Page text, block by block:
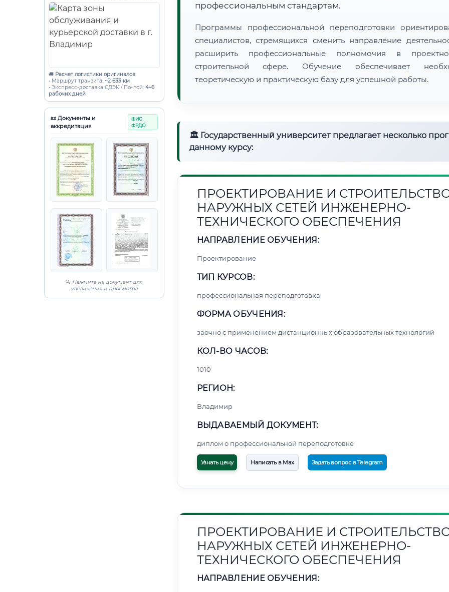
🚚 Расчет логистики оригиналов:
• Маршрут транзита: ~2 633 км
• Экспресс-доставка СДЭК / Почтой: 4–6
рабочих дней
📜 Документы и
аккредитация
ФИС
ФРДО
🔍 Нажмите на документ для
увеличения и просмотра
профессиональным стандартам.
Программы профессиональной переподготовки
специалистов, стремящихся сменить направление
расширить профессиональные полномочия в
строительной сфере. Обучение обеспечивает
теоретическую и практическую базу для успешной работы.
🏛 Государственный университет предлагает несколько
данному курсу:
ПРОЕКТИРОВАНИЕ И
НАРУЖНЫХ СЕТЕЙ ИНЖЕНЕРНО-
ТЕХНИЧЕСКОГО ОБЕСПЕЧЕНИЯ
НАПРАВЛЕНИЕ ОБУЧЕНИЯ:
Проектирование
ТИП КУРСОВ:
профессиональная переподготовка
ФОРМА ОБУЧЕНИЯ:
заочно с применением дистанционных образовательных технологий
КОЛ-ВО ЧАСОВ:
1010
РЕГИОН:
Владимир
ВЫДАВАЕМЫЙ ДОКУМЕНТ:
диплом о профессиональной переподготовке
Узнать цену Написать в Max Задать вопрос в Telegram
ПРОЕКТИРОВАНИЕ И
НАРУЖНЫХ СЕТЕЙ ИНЖЕНЕРНО-
ТЕХНИЧЕСКОГО ОБЕСПЕЧЕНИЯ
НАПРАВЛЕНИЕ ОБУЧЕНИЯ: